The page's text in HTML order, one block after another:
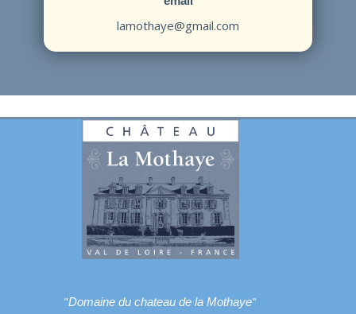
lamothaye@gmail.com
"Domaine du chateau de la Mothaye"